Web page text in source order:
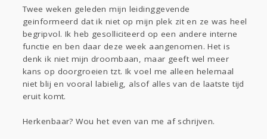
Twee weken geleden mijn leidinggevende
geinformeerd dat ik niet op mijn plek zit en ze was heel
begripvol. Ik heb gesolliciteerd op een andere interne
functie en ben daar deze week aangenomen. Het is
denk ik niet mijn droombaan, maar geeft wel meer
kans op doorgroeien tzt. Ik voel me alleen helemaal
niet blij en vooral labielig, alsof alles van de laatste tijd
eruit komt.
Herkenbaar? Wou het even van me af schrijven.